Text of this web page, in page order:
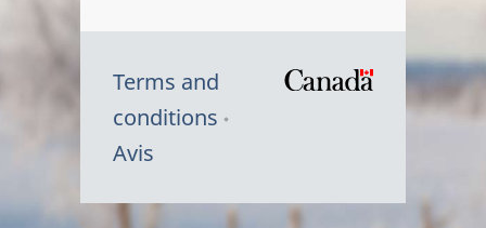
Terms and
conditions
Avis
Symbole